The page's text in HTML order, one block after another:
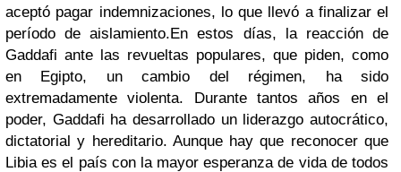
aceptó pagar indemnizaciones, lo que llevó a finalizar el
período de aislamiento.En estos días, la reacción de
Gaddafi ante las revueltas populares, que piden, como
en Egipto, un cambio del régimen, ha sido
extremadamente violenta. Durante tantos años en el
poder, Gaddafi ha desarrollado un liderazgo autocrático,
dictatorial y hereditario. Aunque hay que reconocer que
Libia es el país con la mayor esperanza de vida de todos